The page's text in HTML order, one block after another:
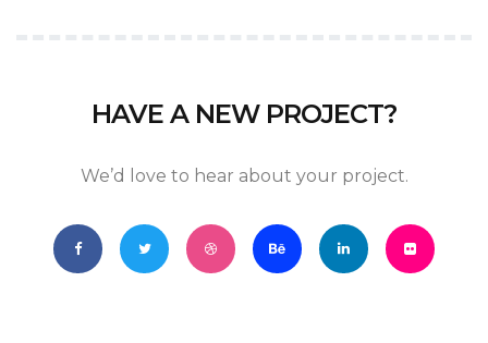
HAVE A NEW PROJECT?
We’d love to hear about your project.